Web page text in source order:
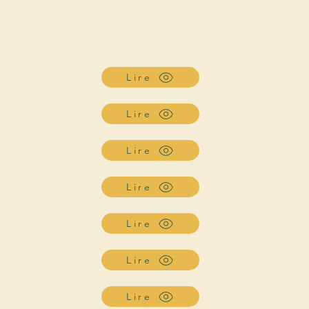
Lire
Lire
Lire
Lire
Lire
Lire
Lire